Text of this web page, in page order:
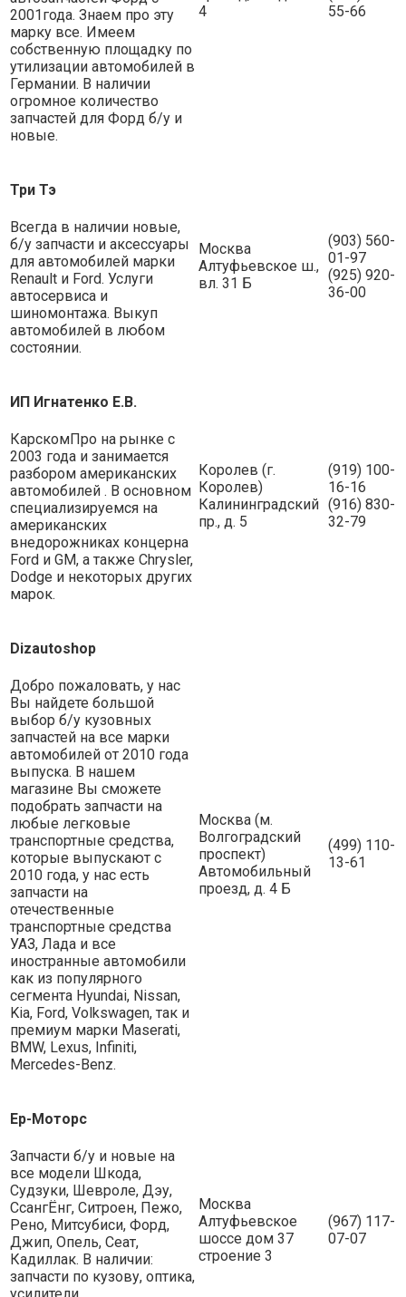
2001года. Знаем про эту
марку все. Имеем
собственную площадку по
утилизации автомобилей в
Германии. В наличии
огромное количество
запчастей для Форд б/у и
новые.
4
55-66
Три Тэ
Всегда в наличии новые,
б/у запчасти и аксессуары
для автомобилей марки
Renault и Ford. Услуги
автосервиса и
шиномонтажа. Выкуп
автомобилей в любом
состоянии.
Москва
Алтуфьевское ш.,
вл. 31 Б
(903) 560-
01-97
(925) 920-
36-00
ИП Игнатенко Е.В.
КарскомПро на рынке с
2003 года и занимается
разбором американских
автомобилей . В основном
специализируемся на
американских
внедорожниках концерна
Ford и GM, а также Chrysler,
Dodge и некоторых других
марок.
Королев (г.
Королев)
Калининградский
пр., д. 5
(919) 100-
16-16
(916) 830-
32-79
Dizautoshop
Добро пожаловать, у нас
Вы найдете большой
выбор б/у кузовных
запчастей на все марки
автомобилей от 2010 года
выпуска. В нашем
магазине Вы сможете
подобрать запчасти на
любые легковые
транспортные средства,
которые выпускают с
2010 года, у нас есть
запчасти на
отечественные
транспортные средства
УАЗ, Лада и все
иностранные автомобили
как из популярного
сегмента Hyundai, Nissan,
Kia, Ford, Volkswagen, так и
премиум марки Maserati,
BMW, Lexus, Infiniti,
Mercedes-Benz.
Москва (м.
Волгоградский
проспект)
Автомобильный
проезд, д. 4 Б
(499) 110-
13-61
Ер-Моторс
Запчасти б/у и новые на
все модели Шкода,
Судзуки, Шевроле, Дэу,
СсангЁнг, Ситроен, Пежо,
Рено, Митсубиси, Форд,
Джип, Опель, Сеат,
Кадиллак. В наличии:
запчасти по кузову, оптика,
усилители,
Москва
Алтуфьевское
шоссе дом 37
строение 3
(967) 117-
07-07